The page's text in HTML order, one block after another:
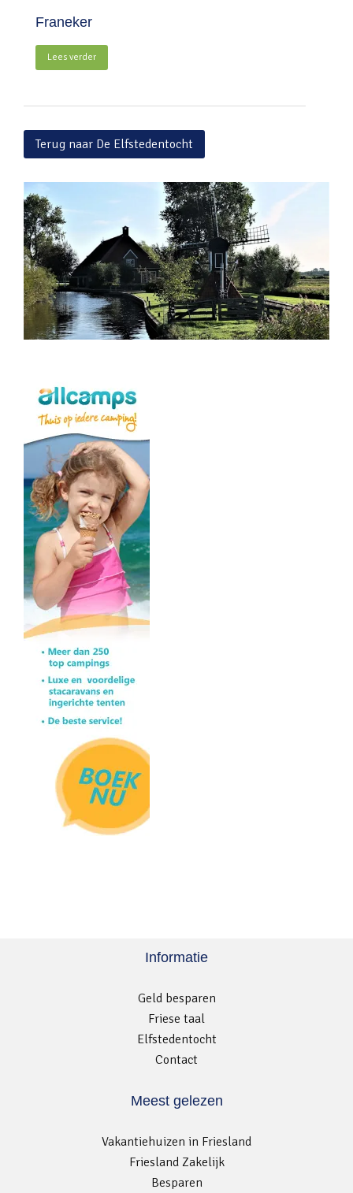
Franeker
Lees verder
Terug naar De Elfstedentocht
Informatie
Geld besparen
Friese taal
Elfstedentocht
Contact
Meest gelezen
Vakantiehuizen in Friesland
Friesland Zakelijk
Besparen